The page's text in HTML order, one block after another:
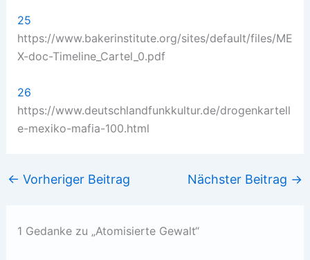
25
https://www.bakerinstitute.org/sites/default/files/ME
X-doc-Timeline_Cartel_0.pdf
26
https://www.deutschlandfunkkultur.de/drogenkartell
e-mexiko-mafia-100.html
← Vorheriger Beitrag Nächster Beitrag →
1 Gedanke zu „Atomisierte Gewalt“